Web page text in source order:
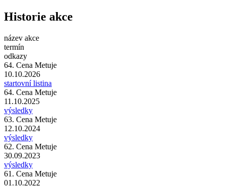
Historie akce
název akce
termín
odkazy
64. Cena Metuje
10.10.2026
startovní listina
64. Cena Metuje
11.10.2025
výsledky
63. Cena Metuje
12.10.2024
výsledky
62. Cena Metuje
30.09.2023
výsledky
61. Cena Metuje
01.10.2022